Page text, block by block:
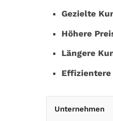
Gezielte
Höhere
Längere
Effizientere
Unternehmen